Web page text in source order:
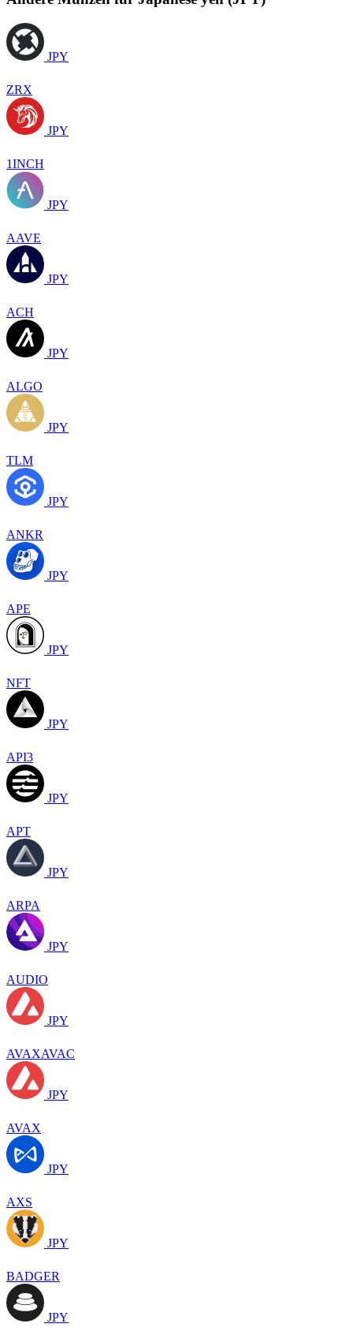
JPY
ZRX
JPY
1INCH
JPY
AAVE
JPY
ACH
JPY
ALGO
JPY
TLM
JPY
ANKR
JPY
APE
JPY
NFT
JPY
API3
JPY
APT
JPY
ARPA
JPY
AUDIO
JPY
AVAXAVAC
JPY
AVAX
JPY
AXS
JPY
BADGER
JPY